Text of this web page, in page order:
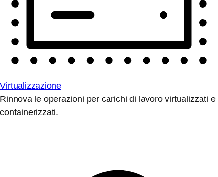
Virtualizzazione
Rinnova le operazioni per carichi di lavoro virtualizzati e
containerizzati.